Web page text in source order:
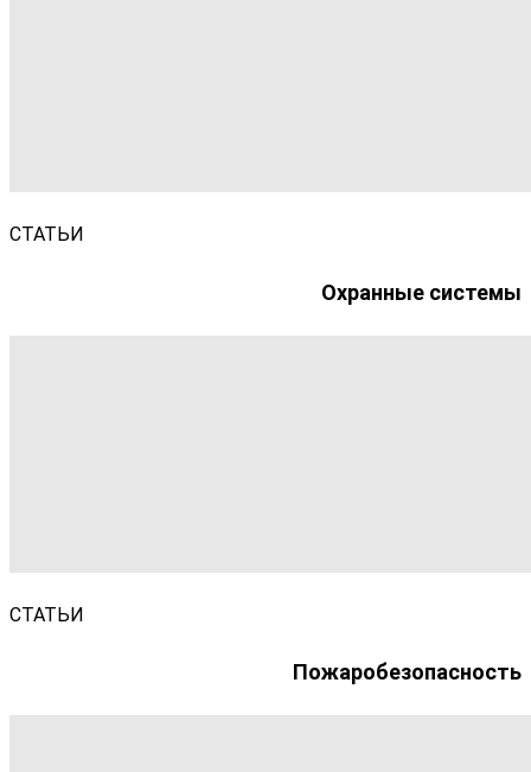
СТАТЬИ
Охранные системы
СТАТЬИ
Пожаробезопасность